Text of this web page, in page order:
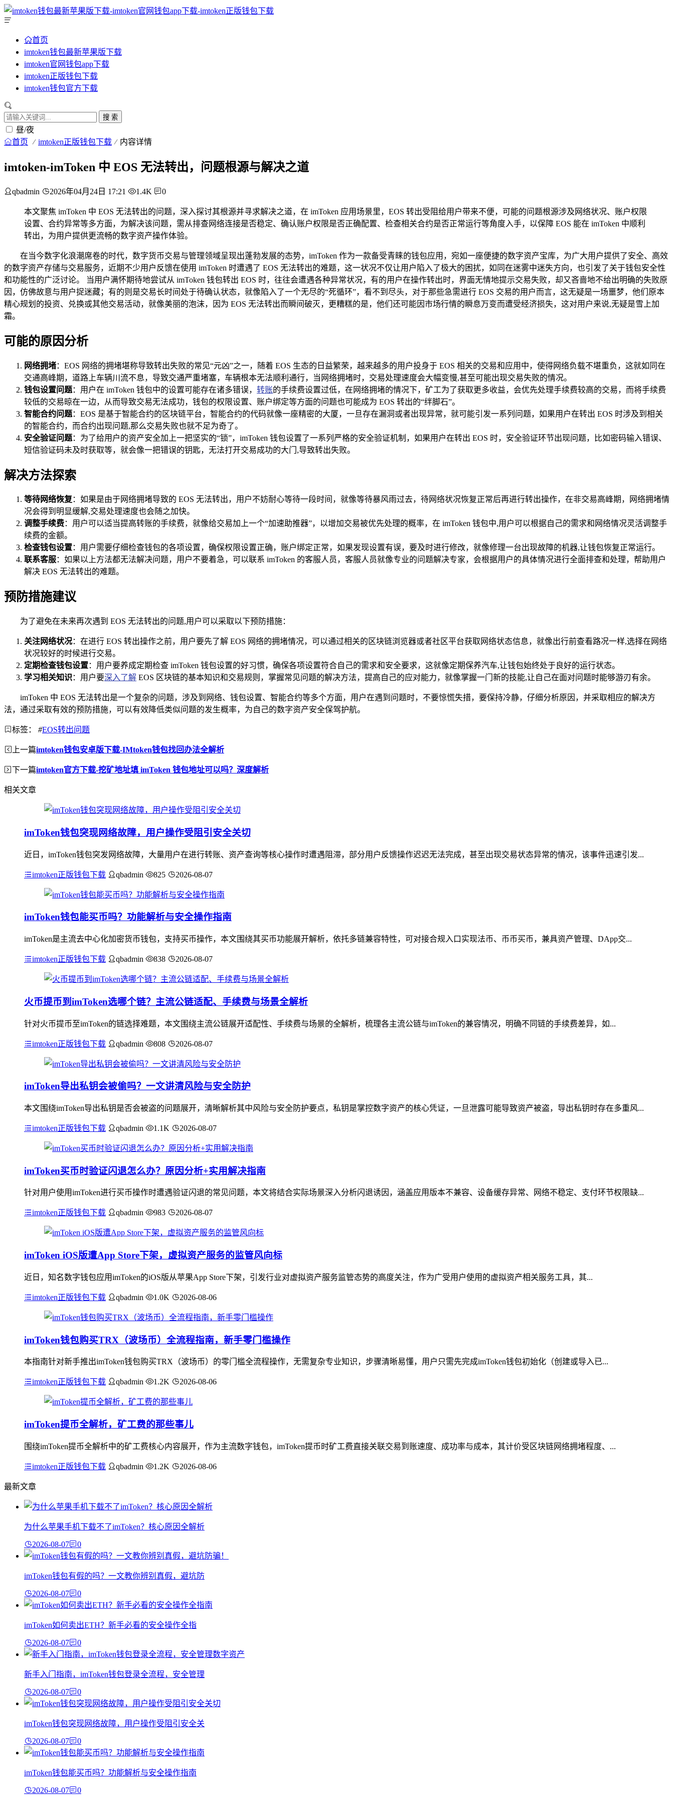
首页
imtoken钱包最新苹果版下载
imtoken官网钱包app下载
imtoken正版钱包下载
imtoken钱包官方下载
搜 索
昼/夜
首页 imtoken正版钱包下载 内容详情
imtoken-imToken 中 EOS 无法转出，问题根源与解决之道
qbadmin 2026年04月24日 17:21 1.4K 0
本文聚焦 imToken 中 EOS 无法转出的问题，深入探讨其根源并寻求解决之道，在 imToken 应用场景里，EOS 转出受阻给用户带来不便，可能的问题根源涉及网络状况、账户权限
设置、合约异常等多方面，为解决该问题，需从排查网络连接是否稳定、确认账户权限是否正确配置、检查相关合约是否正常运行等角度入手，以保障 EOS 能在 imToken 中顺利
转出，为用户提供更流畅的数字资产操作体验。
在当今数字化浪潮席卷的时代，数字货币交易与管理领域呈现出蓬勃发展的态势，imToken 作为一款备受青睐的钱包应用，宛如一座便捷的数字资产宝库，为广大用户提供了安全、高效
的数字资产存储与交易服务，近期不少用户反馈在使用 imToken 时遭遇了 EOS 无法转出的难题，这一状况不仅让用户陷入了极大的困扰，如同在迷雾中迷失方向，也引发了关于钱包安全性
和功能性的广泛讨论。 当用户满怀期待地尝试从 imToken 钱包转出 EOS 时，往往会遭遇各种异常状况，有的用户在操作转出时，界面无情地提示交易失败，却又吝啬地不给出明确的失败原
因，仿佛故意与用户捉迷藏；有的则是交易长时间处于待确认状态，就像陷入了一个无尽的“死循环”，看不到尽头，对于那些急需进行 EOS 交易的用户而言，这无疑是一场噩梦，他们原本
精心规划的投资、兑换或其他交易活动，就像美丽的泡沫，因为 EOS 无法转出而瞬间破灭，更糟糕的是，他们还可能因市场行情的瞬息万变而遭受经济损失，这对用户来说,无疑是雪上加
霜。
可能的原因分析
网络拥堵：EOS 网络的拥堵堪称导致转出失败的常见“元凶”之一，随着 EOS 生态的日益繁荣，越来越多的用户投身于 EOS 相关的交易和应用中，使得网络负载不堪重负，这就如同在
交通高峰期，道路上车辆川流不息，导致交通严重堵塞，车辆根本无法顺利通行，当网络拥堵时，交易处理速度会大幅变慢,甚至可能出现交易失败的情况。
钱包设置问题：用户在 imToken 钱包中的设置可能存在诸多错误， 转账的手续费设置过低，在网络拥堵的情况下，矿工为了获取更多收益，会优先处理手续费较高的交易，而将手续费
较低的交易晾在一边，从而导致交易无法成功，钱包的权限设置、账户绑定等方面的问题也可能成为 EOS 转出的“绊脚石”。
智能合约问题：EOS 是基于智能合约的区块链平台，智能合约的代码就像一座精密的大厦，一旦存在漏洞或者出现异常，就可能引发一系列问题，如果用户在转出 EOS 时涉及到相关
的智能合约，而合约出现问题,那么交易失败也就不足为奇了。
安全验证问题：为了给用户的资产安全加上一把坚实的“锁”，imToken 钱包设置了一系列严格的安全验证机制，如果用户在转出 EOS 时，安全验证环节出现问题，比如密码输入错误、
短信验证码未及时获取等，就会像一把错误的钥匙，无法打开交易成功的大门,导致转出失败。
解决方法探索
等待网络恢复 ：如果是由于网络拥堵导致的 EOS 无法转出，用户不妨耐心等待一段时间，就像等待暴风雨过去，待网络状况恢复正常后再进行转出操作，在非交易高峰期，网络拥堵情
况会得到明显缓解,交易处理速度也会随之加快。
调整手续费：用户可以适当提高转账的手续费，就像给交易加上一个“加速助推器”，以增加交易被优先处理的概率，在 imToken 钱包中,用户可以根据自己的需求和网络情况灵活调整手
续费的金额。
检查钱包设置：用户需要仔细检查钱包的各项设置，确保权限设置正确，账户绑定正常，如果发现设置有误，要及时进行修改，就像修理一台出现故障的机器,让钱包恢复正常运行。
联系客服：如果以上方法都无法解决问题，用户不要着急，可以联系 imToken 的客服人员，客服人员就像专业的问题解决专家，会根据用户的具体情况进行全面排查和处理，帮助用户
解决 EOS 无法转出的难题。
预防措施建议
为了避免在未来再次遇到 EOS 无法转出的问题,用户可以采取以下预防措施：
关注网络状况：在进行 EOS 转出操作之前，用户要先了解 EOS 网络的拥堵情况，可以通过相关的区块链浏览器或者社区平台获取网络状态信息，就像出行前查看路况一样,选择在网络
状况较好的时候进行交易。
定期检查钱包设置：用户要养成定期检查 imToken 钱包设置的好习惯，确保各项设置符合自己的需求和安全要求，这就像定期保养汽车,让钱包始终处于良好的运行状态。
学习相关知识 ：用户要深入了解 EOS 区块链的基本知识和交易规则，掌握常见问题的解决方法，提高自己的应对能力，就像掌握一门新的技能,让自己在面对问题时能够游刃有余。
imToken 中 EOS 无法转出是一个复杂的问题，涉及到网络、钱包设置、智能合约等多个方面，用户在遇到问题时，不要惊慌失措，要保持冷静，仔细分析原因，并采取相应的解决方
法，通过采取有效的预防措施，可以有效降低类似问题的发生概率，为自己的数字资产安全保驾护航。
标签： #EOS转出问题
上一篇imtoken钱包安卓版下载-IMtoken钱包找回办法全解析
下一篇imtoken官方下载-挖矿地址填 imToken 钱包地址可以吗？深度解析
相关文章
imToken钱包突现网络故障，用户操作受阻引安全关切
近日，imToken钱包突发网络故障，大量用户在进行转账、资产查询等核心操作时遭遇阻滞，部分用户反馈操作迟迟无法完成，甚至出现交易状态异常的情况，该事件迅速引发...
imtoken正版钱包下载 qbadmin 825 2026-08-07
imToken钱包能买币吗？功能解析与安全操作指南
imToken是主流去中心化加密货币钱包，支持买币操作，本文围绕其买币功能展开解析，依托多链兼容特性，可对接合规入口实现法币、币币买币，兼具资产管理、DApp交...
imtoken正版钱包下载 qbadmin 838 2026-08-07
火币提币到imToken选哪个链？主流公链适配、手续费与场景全解析
针对火币提币至imToken的链选择难题，本文围绕主流公链展开适配性、手续费与场景的全解析，梳理各主流公链与imToken的兼容情况，明确不同链的手续费差异，如...
imtoken正版钱包下载 qbadmin 808 2026-08-07
imToken导出私钥会被偷吗？一文讲清风险与安全防护
本文围绕imToken导出私钥是否会被盗的问题展开，清晰解析其中风险与安全防护要点，私钥是掌控数字资产的核心凭证，一旦泄露可能导致资产被盗，导出私钥时存在多重风...
imtoken正版钱包下载 qbadmin 1.1K 2026-08-07
imToken买币时验证闪退怎么办？原因分析+实用解决指南
针对用户使用imToken进行买币操作时遭遇验证闪退的常见问题，本文将结合实际场景深入分析闪退诱因，涵盖应用版本不兼容、设备缓存异常、网络不稳定、支付环节权限缺...
imtoken正版钱包下载 qbadmin 983 2026-08-07
imToken iOS版遭App Store下架，虚拟资产服务的监管风向标
近日，知名数字钱包应用imToken的iOS版从苹果App Store下架，引发行业对虚拟资产服务监管态势的高度关注，作为广受用户使用的虚拟资产相关服务工具，其...
imtoken正版钱包下载 qbadmin 1.0K 2026-08-06
imToken钱包购买TRX（波场币）全流程指南，新手零门槛操作
本指南针对新手推出imToken钱包购买TRX（波场币）的零门槛全流程操作，无需复杂专业知识，步骤清晰易懂，用户只需先完成imToken钱包初始化（创建或导入已...
imtoken正版钱包下载 qbadmin 1.2K 2026-08-06
imToken提币全解析，矿工费的那些事儿
围绕imToken提币全解析中的矿工费核心内容展开，作为主流数字钱包，imToken提币时矿工费直接关联交易到账速度、成功率与成本，其计价受区块链网络拥堵程度、...
imtoken正版钱包下载 qbadmin 1.2K 2026-08-06
最新文章
为什么苹果手机下载不了imToken？核心原因全解析
2026-08-07 0
imToken钱包有假的吗？一文教你辨别真假，避坑防
2026-08-07 0
imToken如何卖出ETH？新手必看的安全操作全指
2026-08-07 0
新手入门指南，imToken钱包登录全流程，安全管理
2026-08-07 0
imToken钱包突现网络故障，用户操作受阻引安全关
2026-08-07 0
imToken钱包能买币吗？功能解析与安全操作指南
2026-08-07 0